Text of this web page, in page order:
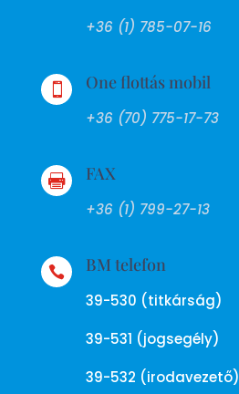
+36 (1) 785-07-16
 One flottás mobil
+36 (70) 775-17-73
 FAX
+36 (1) 799-27-13
 BM telefon
39-530 (titkárság)
39-531 (jogsegély)
39-532 (irodavezető)